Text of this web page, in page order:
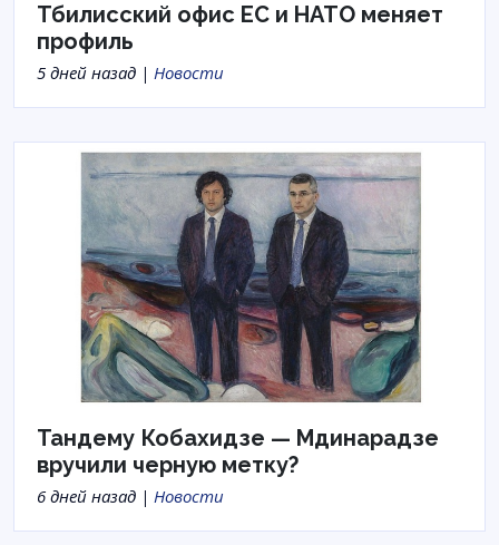
Тбилисский офис ЕС и НАТО меняет
профиль
5 дней назад | Новости
Тандему Кобахидзе — Мдинарадзе
вручили черную метку?
6 дней назад | Новости